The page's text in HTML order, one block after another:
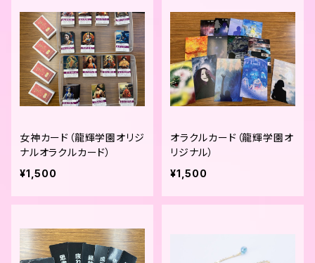
女神カード（龍輝学園オリジ
ナルオラクルカード）
¥1,500
オラクルカード（龍輝学園オ
リジナル）
¥1,500